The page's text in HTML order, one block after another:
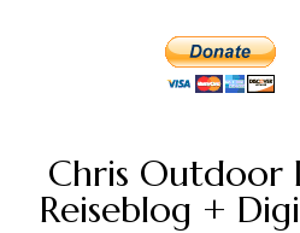
Chris Outdoor
Reiseblog +